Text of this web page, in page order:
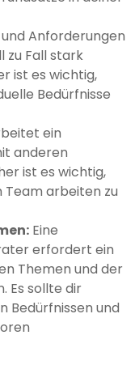
Anforderungen
zu Fall stark
ist es wichtig,
Bedürfnisse
ein
anderen
ist es wichtig,
Team arbeiten zu
Eine
erfordert ein
Themen und der
Es sollte dir
Bedürfnissen und